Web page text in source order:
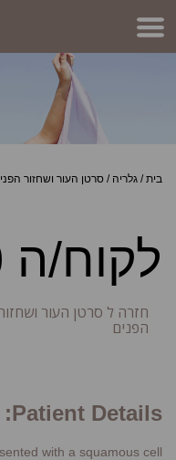
בית/ גלריה / סרטן העור ושחזור
לקוח/ה 20
חזרה ל סרטן העור ושחזור
הפנים
Patient Details:
with a squamous cell